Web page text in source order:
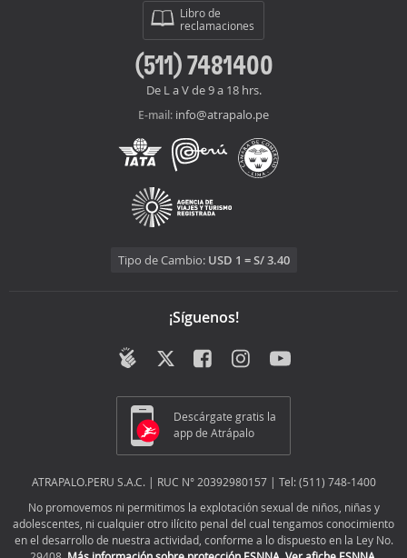
Libro de
reclamaciones
(511) 7481400
De L a V de 9 a 18 hrs.
E-mail: info@atrapalo.pe
Tipo de Cambio: USD 1 = S/ 3.40
¡Síguenos!
Descárgate gratis la
app de Atrápalo
ATRAPALO.PERU S.A.C. | RUC N° 20392980157 | Tel: (511) 748-1400
No promovemos ni permitimos la explotación sexual de niños, niñas y
adolescentes, ni cualquier otro ilícito penal del cual tengamos conocimiento
en el desarrollo de nuestra actividad, conforme a lo dispuesto en la Ley No.